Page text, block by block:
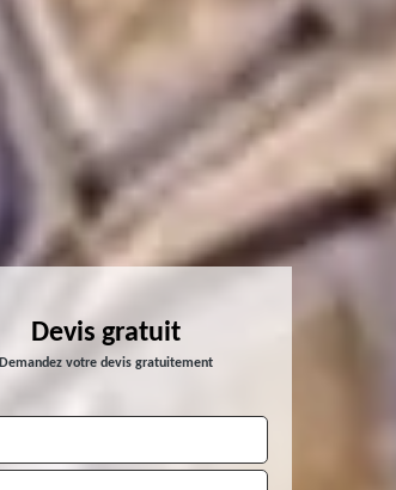
Devis gratuit
Demandez votre devis gratuitement